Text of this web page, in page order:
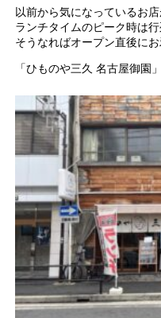
以前から気になっているお店
ランチタイムのピーク時は
そうなればオープン直後に
「ひものや三久 名古屋御園